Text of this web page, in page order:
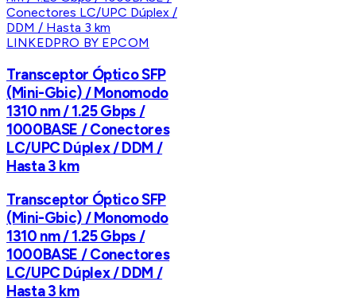
LINKEDPRO BY EPCOM
Transceptor Óptico SFP
(Mini-Gbic) / Monomodo
1310 nm / 1.25 Gbps /
1000BASE / Conectores
LC/UPC Dúplex / DDM /
Hasta 3 km
Transceptor Óptico SFP
(Mini-Gbic) / Monomodo
1310 nm / 1.25 Gbps /
1000BASE / Conectores
LC/UPC Dúplex / DDM /
Hasta 3 km